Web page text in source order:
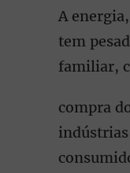
A
tem
familiar,
compra